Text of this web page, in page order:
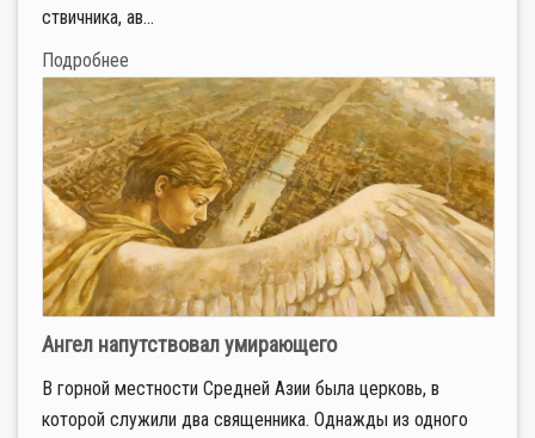
ствич­ни­ка, ав­...
Подробнее
Ангел напутствовал умирающего
В горной местности Средней Азии была церковь, в
которой служили два священника. Однажды из одного